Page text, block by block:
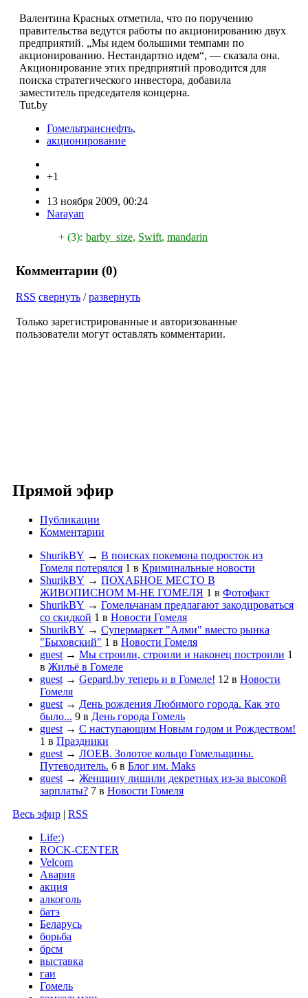
Валентина Красных отметила, что по поручению
правительства ведутся работы по акционированию двух
предприятий. „Мы идем большими темпами по
акционированию. Нестандартно идем“, — сказала она.
Акционирование этих предприятий проводится для
поиска стратегического инвестора, добавила
заместитель председателя концерна.
Tut.by
Гомельтранснефть,
акционирование
+1
13 ноября 2009, 00:24
Narayan
+ (3): barby_size, Swift, mandarin
Комментарии (0)
RSS свернуть /развернуть
Только зарегистрированные и авторизованные
пользователи могут оставлять комментарии.
Прямой эфир
Публикации
Комментарии
ShurikBY → В поисках покемона подросток из
Гомеля потерялся 1 в Криминальные новости
ShurikBY → ПОХАБНОЕ МЕСТО В
ЖИВОПИСНОМ М-НЕ ГОМЕЛЯ 1 в Фотофакт
ShurikBY → Гомельчанам предлагают закодироваться
со скидкой 1 в Новости Гомеля
ShurikBY → Супермаркет "Алми" вместо рынка
"Быховский" 1 в Новости Гомеля
guest → Мы строили, строили и наконец построили 1
в Жильё в Гомеле
guest → Gepard.by теперь и в Гомеле! 12 в Новости
Гомеля
guest → День рождения Любимого города. Как это
было... 9 в День города Гомель
guest → С наступающим Новым годом и Рождеством!
1 в Праздники
guest → ЛОЕВ. Золотое кольцо Гомельщины.
Путеводитель. 6 в Блог им. Maks
guest → Женщину лишили декретных из-за высокой
зарплаты? 7 в Новости Гомеля
Весь эфир | RSS
Life:)
ROCK-CENTER
Velcom
Авария
акция
алкоголь
батэ
Беларусь
борьба
брсм
выставка
гаи
Гомель